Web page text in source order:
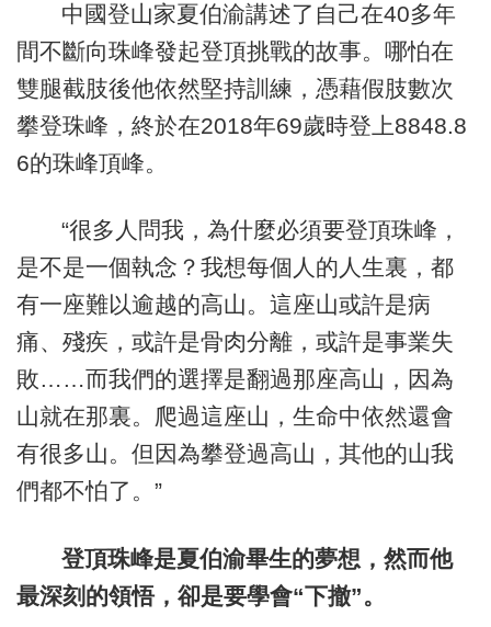
中國登山家夏伯渝講述了自己在40多年
間不斷向珠峰發起登頂挑戰的故事。哪怕在
雙腿截肢後他依然堅持訓練，憑藉假肢數次
攀登珠峰，終於在2018年69歲時登上8848.8
6的珠峰頂峰。
“很多人問我，為什麼必須要登頂珠峰，
是不是一個執念？我想每個人的人生裏，都
有一座難以逾越的高山。這座山或許是病
痛、殘疾，或許是骨肉分離，或許是事業失
敗……而我們的選擇是翻過那座高山，因為
山就在那裏。爬過這座山，生命中依然還會
有很多山。但因為攀登過高山，其他的山我
們都不怕了。”
登頂珠峰是夏伯渝畢生的夢想，然而他
最深刻的領悟，卻是要學會“下撤”。